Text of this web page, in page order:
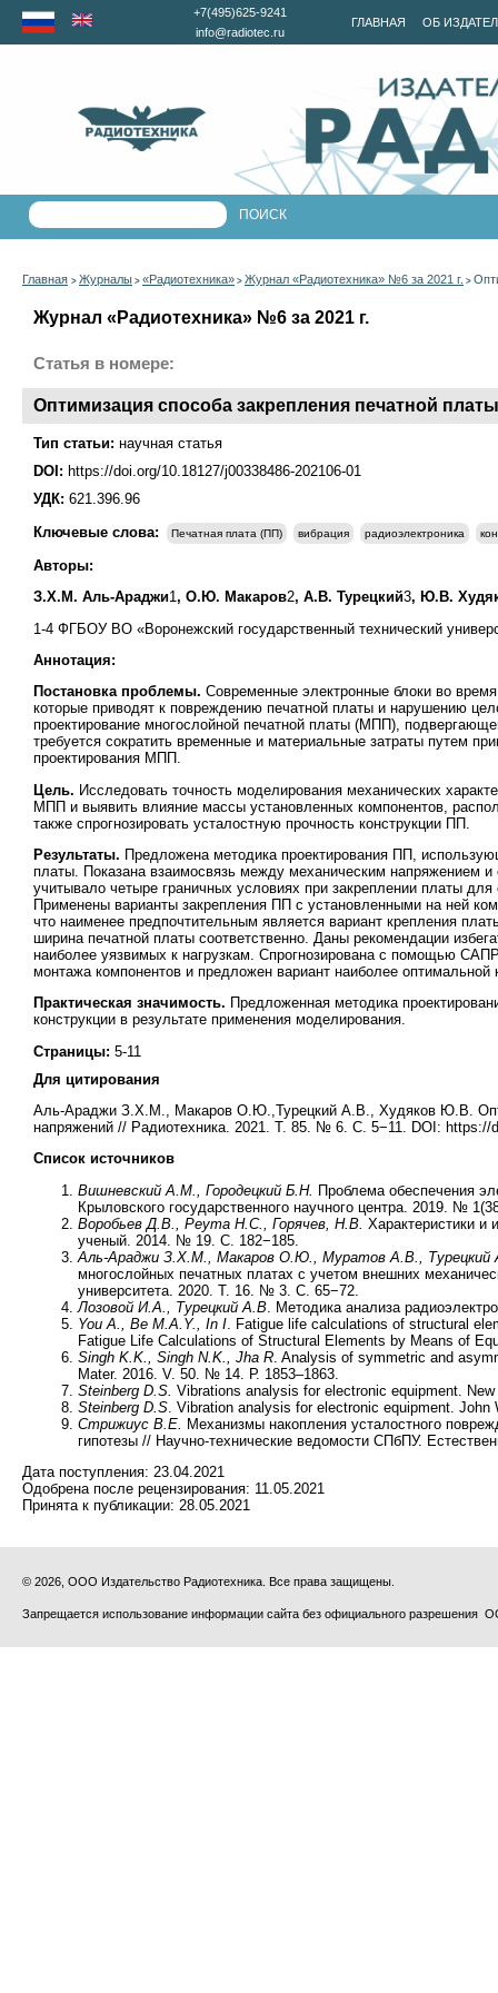
ГЛАВНАЯ ОБ
+7(495)625-9241
info@radiotec.ru
Главная > Журналы > «Радиотехника» > Журнал «Радиотехника» №6 за 2021 г. >
Журнал «Радиотехника» №6 за 2021 г.
Статья в номере:
Оптимизация способа закрепления печатной
Тип статьи: научная статья
DOI: https://doi.org/10.18127/j00338486-202106-01
УДК: 621.396.96
Ключевые слова:
Печатная плата (ПП) вибрация радиоэлектроника
Авторы:
З.Х.М. Аль-Араджи1, О.Ю. Макаров2, А.В. Турецкий3, Ю.В.
1-4 ФГБОУ ВО «Воронежский государственный технический
Аннотация:
Постановка проблемы. Современные электронные блоки во
которые приводят к повреждению печатной платы и нарушению
проектирование многослойной печатной платы (МПП),
требуется сократить временные и материальные затраты путем
проектирования МПП.
Цель. Исследовать точность моделирования механических
МПП и выявить влияние массы установленных компонентов,
также спрогнозировать усталостную прочность конструкции ПП.
Результаты. Предложена методика проектирования ПП,
платы. Показана взаимосвязь между механическим напряжением
учитывало четыре граничных условиях при закреплении платы
Применены варианты закрепления ПП с установленными на ней
что наименее предпочтительным является вариант крепления
ширина печатной платы соответственно. Даны рекомендации
наиболее уязвимых к нагрузкам. Спрогнозирована с помощью
монтажа компонентов и предложен вариант наиболее оптимальной
Практическая значимость. Предложенная методика
конструкции в результате применения моделирования.
Страницы: 5-11
Для цитирования
Аль-Араджи З.Х.М., Макаров О.Ю.,Турецкий А.В., Худяков Ю.В.
напряжений // Радиотехника. 2021. Т. 85. № 6. С. 5−11. DOI: https://
Список источников
Вишневский А.М., Городецкий Б.Н. Проблема обеспечения
Крыловского государственного научного центра. 2019. №
Воробьев Д.В., Реута Н.С., Горячев, Н.В. Характеристики и
ученый. 2014. № 19. С. 182−185.
Аль-Араджи З.Х.М., Макаров О.Ю., Муратов А.В., Турецкий
многослойных печатных платах с учетом внешних
университета. 2020. Т. 16. № 3. С. 65−72.
Лозовой И.А., Турецкий А.В . Методика анализа
You A., Be M.A.Y., In I . Fatigue life calculations of structural
Fatigue Life Calculations of Structural Elements by Means of
Singh K.K., Singh N.K., Jha R . Analysis of symmetric and
Mater. 2016. V. 50. № 14. Р. 1853–1863.
Steinberg D.S. Vibrations analysis for electronic equipment.
Steinberg D.S . Vibration analysis for electronic equipment.
Стрижиус В.Е. Механизмы накопления усталостного
гипотезы // Научно-технические ведомости СПбПУ.
Дата поступления: 23.04.2021
Одобрена после рецензирования: 11.05.2021
Принята к публикации: 28.05.2021
© 2026, ООО Издательство Радиотехника. Все права защищены.
Запрещается использование информации сайта без официального разрешения